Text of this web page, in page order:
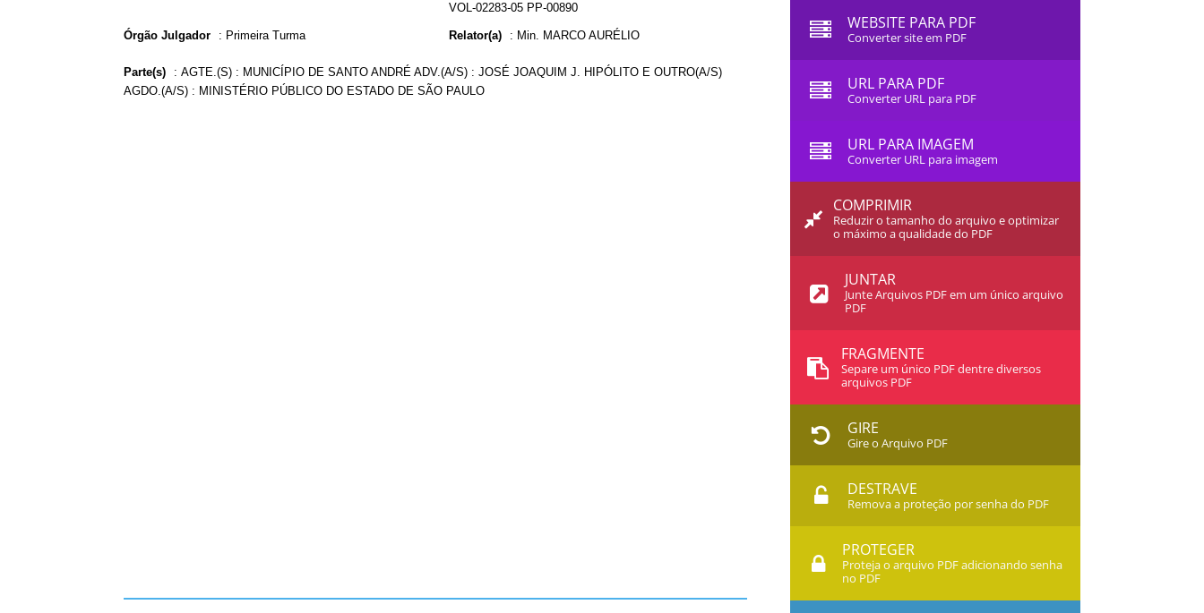
VOL-02283-05 PP-00890
Órgão Julgador : Primeira Turma Relator(a) : Min. MARCO AURÉLIO
Parte(s) : AGTE.(S) : MUNICÍPIO DE SANTO ANDRÉ ADV.(A/S) : JOSÉ JOAQUIM J. HIPÓLITO E OUTRO(A/S)
AGDO.(A/S) : MINISTÉRIO PÚBLICO DO ESTADO DE SÃO PAULO
WEBSITE PARA PDF
Converter site em PDF
URL PARA PDF
Converter URL para PDF
URL PARA IMAGEM
Converter URL para imagem
COMPRIMIR
Reduzir o tamanho do arquivo e optimizar
o máximo a qualidade do PDF
JUNTAR
Junte Arquivos PDF em um único arquivo
PDF
FRAGMENTE
Separe um único PDF dentre diversos
arquivos PDF
GIRE
Gire o Arquivo PDF
DESTRAVE
Remova a proteção por senha do PDF
PROTEGER
Proteja o arquivo PDF adicionando senha
no PDF